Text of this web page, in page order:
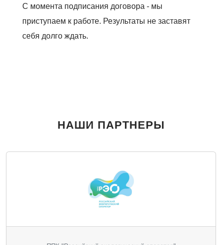
С момента подписания договора - мы
приступаем к работе. Результаты не заставят
себя долго ждать.
НАШИ ПАРТНЕРЫ